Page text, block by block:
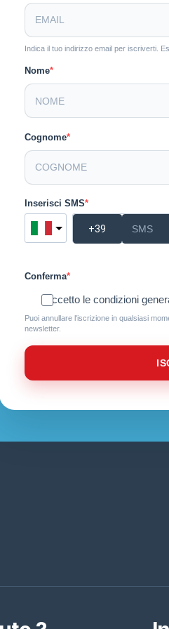
Indica il tuo indirizzo email per iscriverti.
Nome
Cognome
Inserisci SMS
Conferma
Accetto le condizioni
Puoi annullare l'iscrizione in qualsiasi
newsletter.